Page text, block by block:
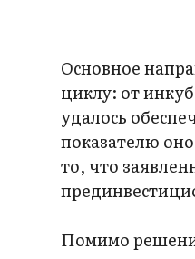
Основное
циклу: от
удалось
показателю
то, что
Помимо